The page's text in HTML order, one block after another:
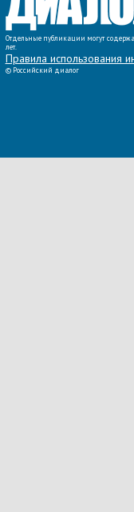
Отдельные публикации могут
лет.
Правила использования
© Российский диалог